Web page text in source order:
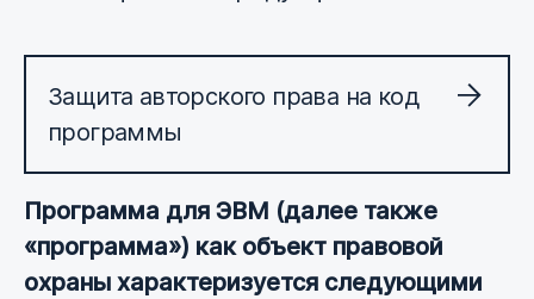
Защита авторского права на код
программы
Программа для ЭВМ (далее также
«программа») как объект правовой
охраны характеризуется следующими